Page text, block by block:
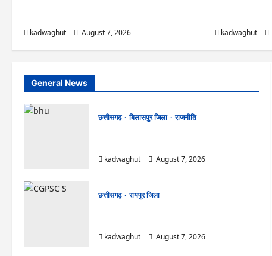
kadwaghut
August 7, 2026
kadwaghut
General News
छत्तीसगढ़ बिलासपुर जिला
राजनीति
kadwaghut
August 7, 2026
छत्तीसगढ़
रायपुर जिला
kadwaghut
August 7, 2026